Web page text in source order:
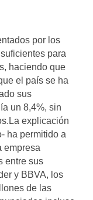
por los
para
haciendo que
el país se ha
sus
un 8,4%, sin
explicación
ha permitido a
empresa
entre sus
y BBVA, los
de las